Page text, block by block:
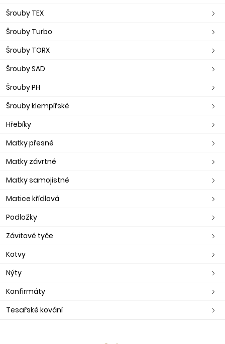
Šrouby TEX
Šrouby Turbo
Šrouby TORX
Šrouby SAD
Šrouby PH
Šrouby klempířské
Hřebíky
Matky přesné
Matky závrtné
Matky samojistné
Matice křídlová
Podložky
Závitové tyče
Kotvy
Nýty
Konfirmáty
Tesařské kování